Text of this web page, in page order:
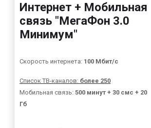
Интернет + Мобильная
связь "МегаФон 3.0
Минимум"
Скорость интернета: 100 Мбит/с
Список ТВ-каналов: более 250
Мобильная связь: 500 минут + 30 смс + 20
Гб